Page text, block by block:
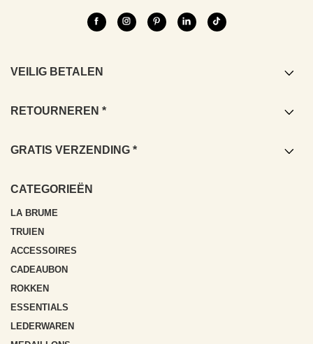
VEILIG BETALEN
RETOURNEREN *
(vasteland), België, Duitsland, Nederland en Luxembourg, zodat wij u
GRATIS VERZENDING *
CATEGORIEËN
LA BRUME
TRUIEN
ACCESSOIRES
CADEAUBON
ROKKEN
ESSENTIALS
LEDERWAREN